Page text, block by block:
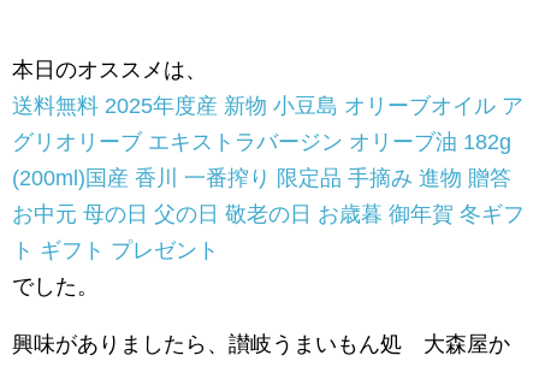
本日のオススメは、
送料無料 2025年度産 新物 小豆島 オリーブオイル ア
グリオリーブ エキストラバージン オリーブ油 182g
(200ml)国産 香川 一番搾り 限定品 手摘み 進物 贈答
お中元 母の日 父の日 敬老の日 お歳暮 御年賀 冬ギフ
ト ギフト プレゼント
でした。
興味がありましたら、讃岐うまいもん処 大森屋か